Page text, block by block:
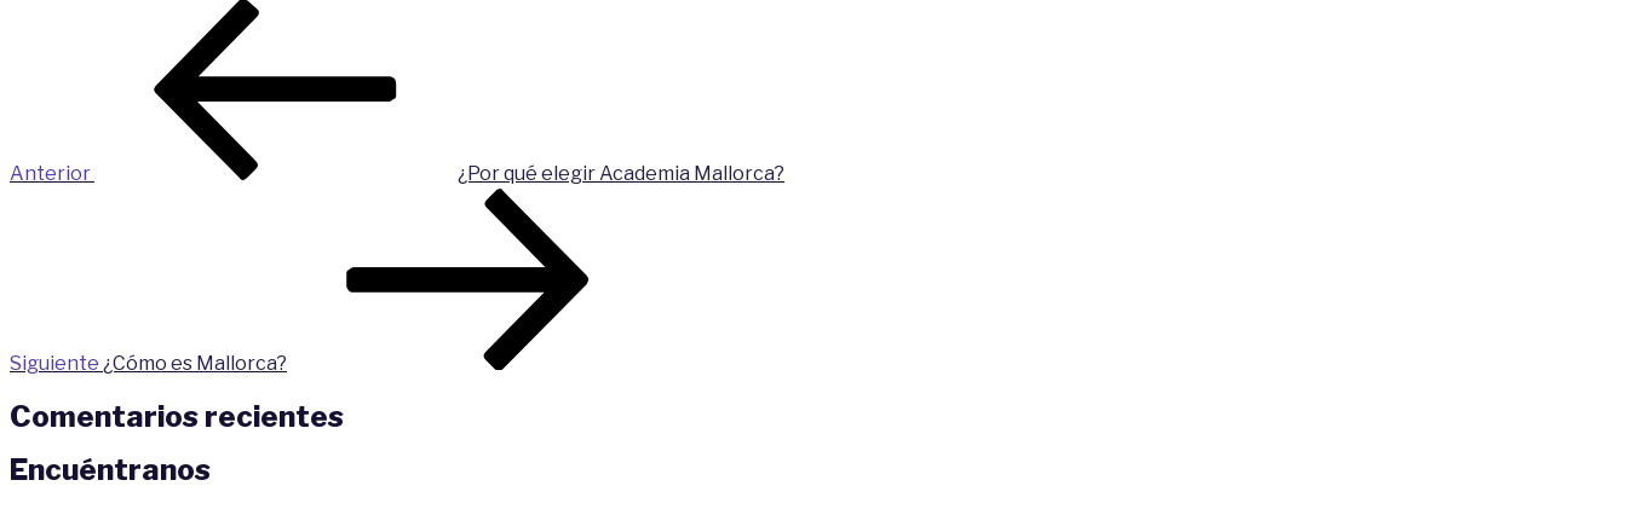
Anterior
¿Por qué elegir Academia Mallorca?
Siguiente ¿Cómo es Mallorca?
Comentarios recientes
Encuéntranos